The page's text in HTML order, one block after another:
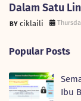
Dalam Satu
ciklaili
Popular Posts
Ibu